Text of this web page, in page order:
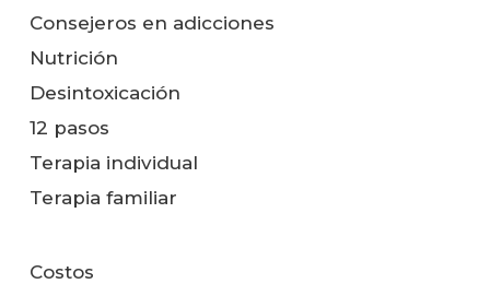
Consejeros en adicciones
Nutrición
Desintoxicación
12 pasos
Terapia individual
Terapia familiar
Costos